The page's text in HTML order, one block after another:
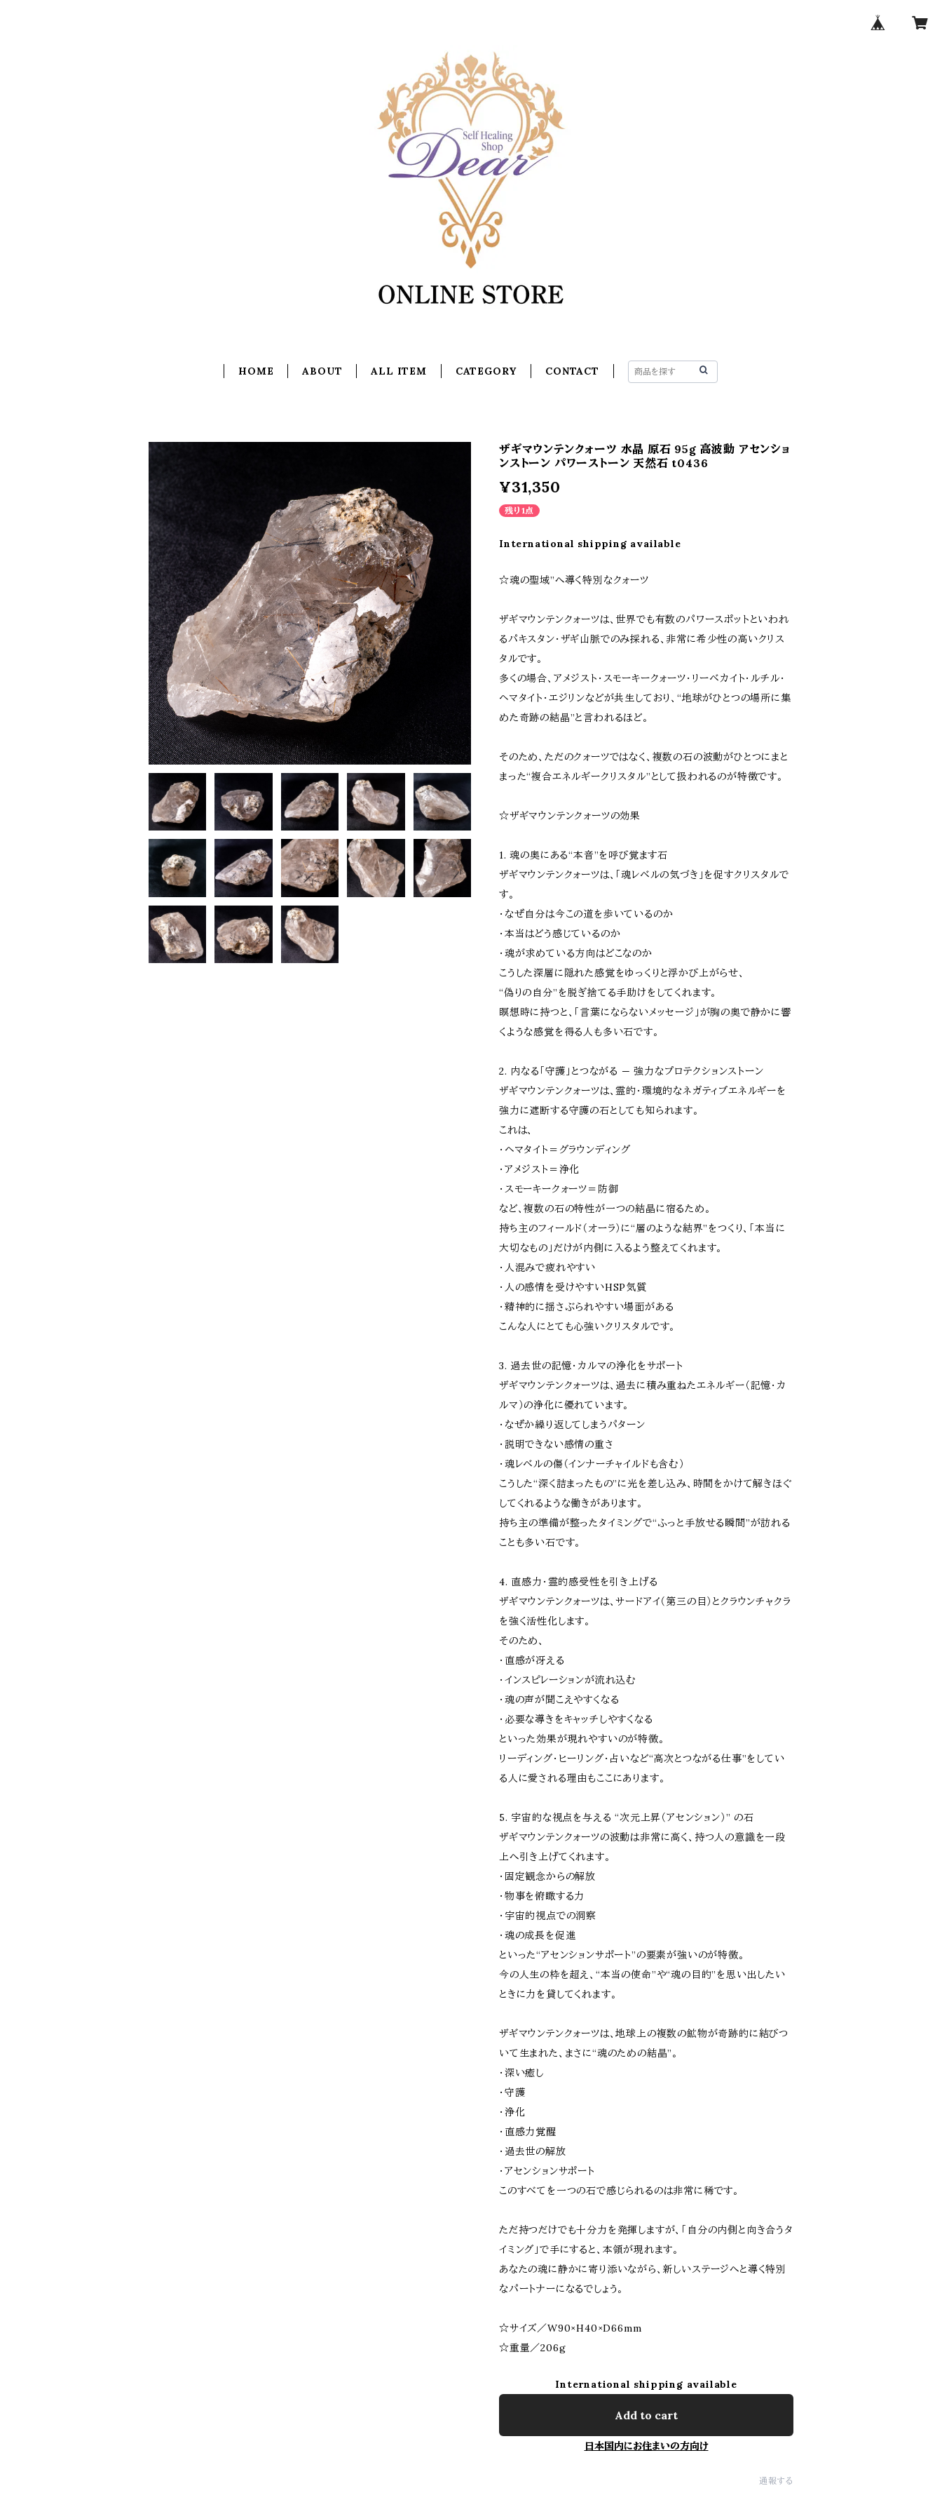
HOME ABOUT ALL ITEM CATEGORY CONTACT
ザギマウンテンクォーツ 水晶 原石 95g 高波動 アセンショ
ンストーン パワーストーン 天然石 t0436
¥31,350
残り1点
International shipping available
☆魂の聖域”へ導く特別なクォーツ
ザギマウンテンクォーツは、世界でも有数のパワースポットといわれ
るパキスタン・ザギ山脈でのみ採れる、非常に希少性の高いクリス
タルです。
多くの場合、アメジスト・スモーキークォーツ・リーベカイト・ルチル・
ヘマタイト・エジリンなどが共生しており、“地球がひとつの場所に集
めた奇跡の結晶”と言われるほど。
そのため、ただのクォーツではなく、複数の石の波動がひとつにまと
まった“複合エネルギークリスタル”として扱われるのが特徴です。
☆ザギマウンテンクォーツの効果
1. 魂の奥にある“本音”を呼び覚ます石
ザギマウンテンクォーツは、「魂レベルの気づき」を促すクリスタルで
す。
・なぜ自分は今この道を歩いているのか
・本当はどう感じているのか
・魂が求めている方向はどこなのか
こうした深層に隠れた感覚をゆっくりと浮かび上がらせ、
“偽りの自分”を脱ぎ捨てる手助けをしてくれます。
瞑想時に持つと、「言葉にならないメッセージ」が胸の奥で静かに響
くような感覚を得る人も多い石です。
2. 内なる「守護」とつながる — 強力なプロテクションストーン
ザギマウンテンクォーツは、霊的・環境的なネガティブエネルギーを
強力に遮断する守護の石としても知られます。
これは、
・ヘマタイト＝グラウンディング
・アメジスト＝浄化
・スモーキークォーツ＝防御
など、複数の石の特性が一つの結晶に宿るため。
持ち主のフィールド（オーラ）に“層のような結界”をつくり、「本当に
大切なもの」だけが内側に入るよう整えてくれます。
・人混みで疲れやすい
・人の感情を受けやすいHSP気質
・精神的に揺さぶられやすい場面がある
こんな人にとても心強いクリスタルです。
3. 過去世の記憶・カルマの浄化をサポート
ザギマウンテンクォーツは、過去に積み重ねたエネルギー（記憶・カ
ルマ）の浄化に優れています。
・なぜか繰り返してしまうパターン
・説明できない感情の重さ
・魂レベルの傷（インナーチャイルドも含む）
こうした“深く詰まったもの”に光を差し込み、時間をかけて解きほぐ
してくれるような働きがあります。
持ち主の準備が整ったタイミングで“ふっと手放せる瞬間”が訪れる
ことも多い石です。
4. 直感力・霊的感受性を引き上げる
ザギマウンテンクォーツは、サードアイ（第三の目）とクラウンチャクラ
を強く活性化します。
そのため、
・直感が冴える
・インスピレーションが流れ込む
・魂の声が聞こえやすくなる
・必要な導きをキャッチしやすくなる
といった効果が現れやすいのが特徴。
リーディング・ヒーリング・占いなど“高次とつながる仕事”をしてい
る人に愛される理由もここにあります。
5. 宇宙的な視点を与える “次元上昇（アセンション）” の石
ザギマウンテンクォーツの波動は非常に高く、持つ人の意識を一段
上へ引き上げてくれます。
・固定観念からの解放
・物事を俯瞰する力
・宇宙的視点での洞察
・魂の成長を促進
といった“アセンションサポート”の要素が強いのが特徴。
今の人生の枠を超え、“本当の使命”や“魂の目的”を思い出したい
ときに力を貸してくれます。
ザギマウンテンクォーツは、地球上の複数の鉱物が奇跡的に結びつ
いて生まれた、まさに“魂のための結晶”。
・深い癒し
・守護
・浄化
・直感力覚醒
・過去世の解放
・アセンションサポート
このすべてを一つの石で感じられるのは非常に稀です。
ただ持つだけでも十分力を発揮しますが、「自分の内側と向き合うタ
イミング」で手にすると、本領が現れます。
あなたの魂に静かに寄り添いながら、新しいステージへと導く特別
なパートナーになるでしょう。
☆サイズ／W90×H40×D66mm
☆重量／206g
International shipping available
Add to cart
日本国内にお住まいの方向け
通報する